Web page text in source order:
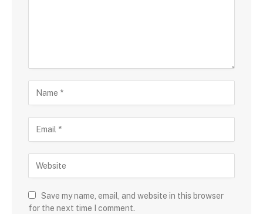
Save my name, email, and website in this browser
for the next time I comment.